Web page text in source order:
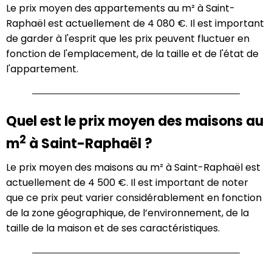
Le prix moyen des appartements au m² à Saint-
Raphaël est actuellement de 4 080 €. Il est important
de garder à l'esprit que les prix peuvent fluctuer en
fonction de l'emplacement, de la taille et de l'état de
l'appartement.
Quel est le prix moyen des maisons au
m2 à Saint-Raphaël ?
Le prix moyen des maisons au m² à Saint-Raphaël est
actuellement de 4 500 €. Il est important de noter
que ce prix peut varier considérablement en fonction
de la zone géographique, de l’environnement, de la
taille de la maison et de ses caractéristiques.